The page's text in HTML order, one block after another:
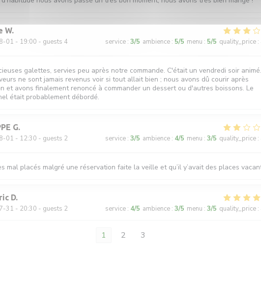
W
01 - 19:00 - guests 4 service : 3/5 ambience : 5/5 menu : 5/5 quality_price :
galettes, servies peu après notre commande. C'était un vendredi soir animé.
ne sont jamais revenus voir si tout allait bien ; nous avons dû courir après
et avons finalement renoncé à commander un dessert ou d'autres boissons. Le
était probablement débordé.
G
01 - 12:30 - guests 2 service : 3/5 ambience : 4/5 menu : 3/5 quality_price :
mal placés malgré une réservation faite la veille et qu’il y’avait des places
D
31 - 20:30 - guests 2 service : 4/5 ambience : 3/5 menu : 3/5 quality_price :
1 2 3